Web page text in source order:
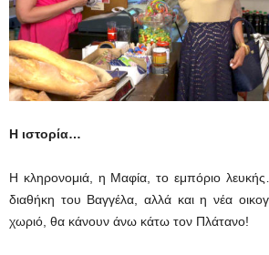
Η ιστορία…
Η κληρονομιά, η Μαφία, το εμπόριο
διαθήκη του Βαγγέλα, αλλά και η νέα
χωριό, θα κάνουν άνω κάτω τον Πλάτανο!